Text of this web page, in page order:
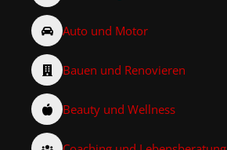
Auto und Motor
Bauen und Renovieren
Beauty und Wellness